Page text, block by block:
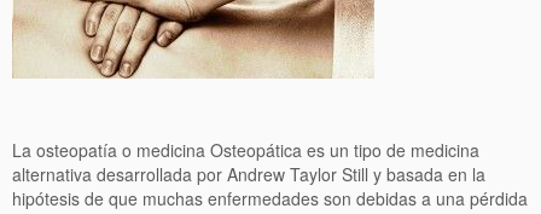
La osteopatía o medicina Osteopática es un tipo de medicina
alternativa desarrollada por Andrew Taylor Still y basada en la
hipótesis de que muchas enfermedades son debidas a una pérdida